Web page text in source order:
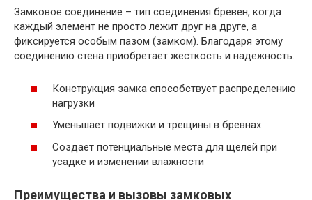
Замковое соединение – тип соединения бревен, когда
каждый элемент не просто лежит друг на друге, а
фиксируется особым пазом (замком). Благодаря этому
соединению стена приобретает жесткость и надежность.
Конструкция замка способствует распределению
нагрузки
Уменьшает подвижки и трещины в бревнах
Создает потенциальные места для щелей при
усадке и изменении влажности
Преимущества и вызовы замковых